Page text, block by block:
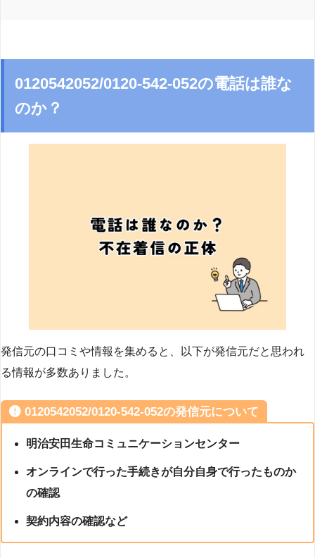
0120542052/0120-542-052の電話は誰な
のか？
発信元の口コミや情報を集めると、以下が発信元だと思われ
る情報が多数ありました。
0120542052/0120-542-052の発信元について
明治安田生命コミュニケーションセンター
オンラインで行った手続きが自分自身で行ったものか
の確認
契約内容の確認など